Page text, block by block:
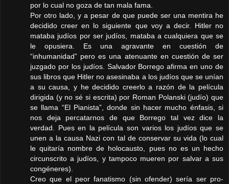
por lo cual no goza de tan mala fama.
Por otro lado, y a pesar de que puede ser una mentira he
decidido creer en lo siguiente que voy a decir. Hitler no
mataba judíos por ser judíos, mataba a cualquiera que se
le opusiera. Es una agravante en cuestión de
“inhumanidad” pero es una atenuante en cuestión de ser
juzgado por los judíos. Salvador Borrego afirma en uno de
sus libros que Hitler no asesinaba a los judíos que se unían
a su causa, y he decidido creerlo a razón de la película
dirigida (y no sé si escrita) por Roman Polanski (judío) que
se llama “El Pianista”, donde sin hacer mucho énfasis, si
nos deja percatarnos de que Borrego tal vez dice la
verdad. Pues en la película son varios los judíos que se
unen a la causa Nazi con tal de conservar su vida (lo cual
le quitaría nombre de holocausto, pues no es un hecho
circunscrito a judíos, y tampoco mueren por salvar a sus
congéneres).
Creo que el peor fanatismo (sin ofender) sería ser pro-